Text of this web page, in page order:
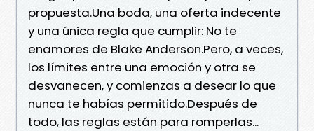
propuesta.Una boda, una oferta indecente
y una única regla que cumplir: No te
enamores de Blake Anderson.Pero, a veces,
los límites entre una emoción y otra se
desvanecen, y comienzas a desear lo que
nunca te habías permitido.Después de
todo, las reglas están para romperlas...